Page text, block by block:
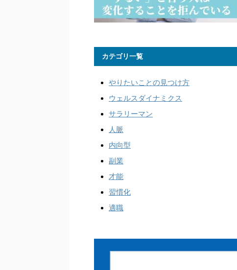
カテゴリ一覧
やりたいことの見つけ方
ウェルスダイナミクス
サラリーマン
人脈
内向型
副業
才能
習慣化
適職